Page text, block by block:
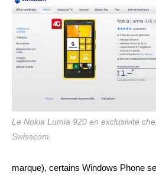
Le Nokia Lumia 920 en exclusivité
Swisscom.
marque), certains Windows Phone